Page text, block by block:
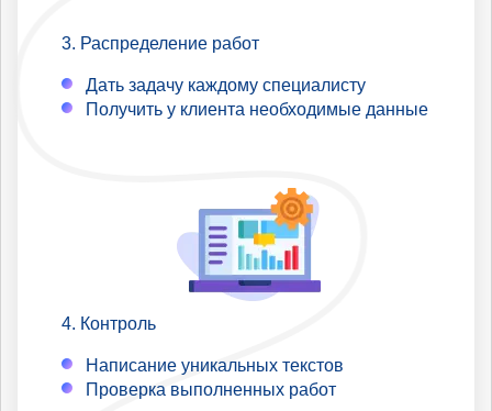
Распределение работ
Дать задачу каждому специалисту
Получить у клиента необходимые данные
Контроль
Написание уникальных текстов
Проверка выполненных работ